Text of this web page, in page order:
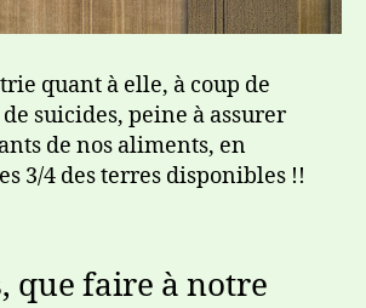
quant à elle, à coup de
suicides, peine à assurer
de nos aliments, en
3/4 des terres disponibles !!
que faire à notre